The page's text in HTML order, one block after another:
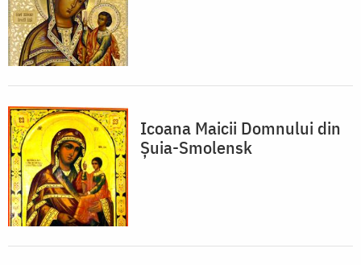
Icoana Maicii Domnului din
Șuia-Smolensk